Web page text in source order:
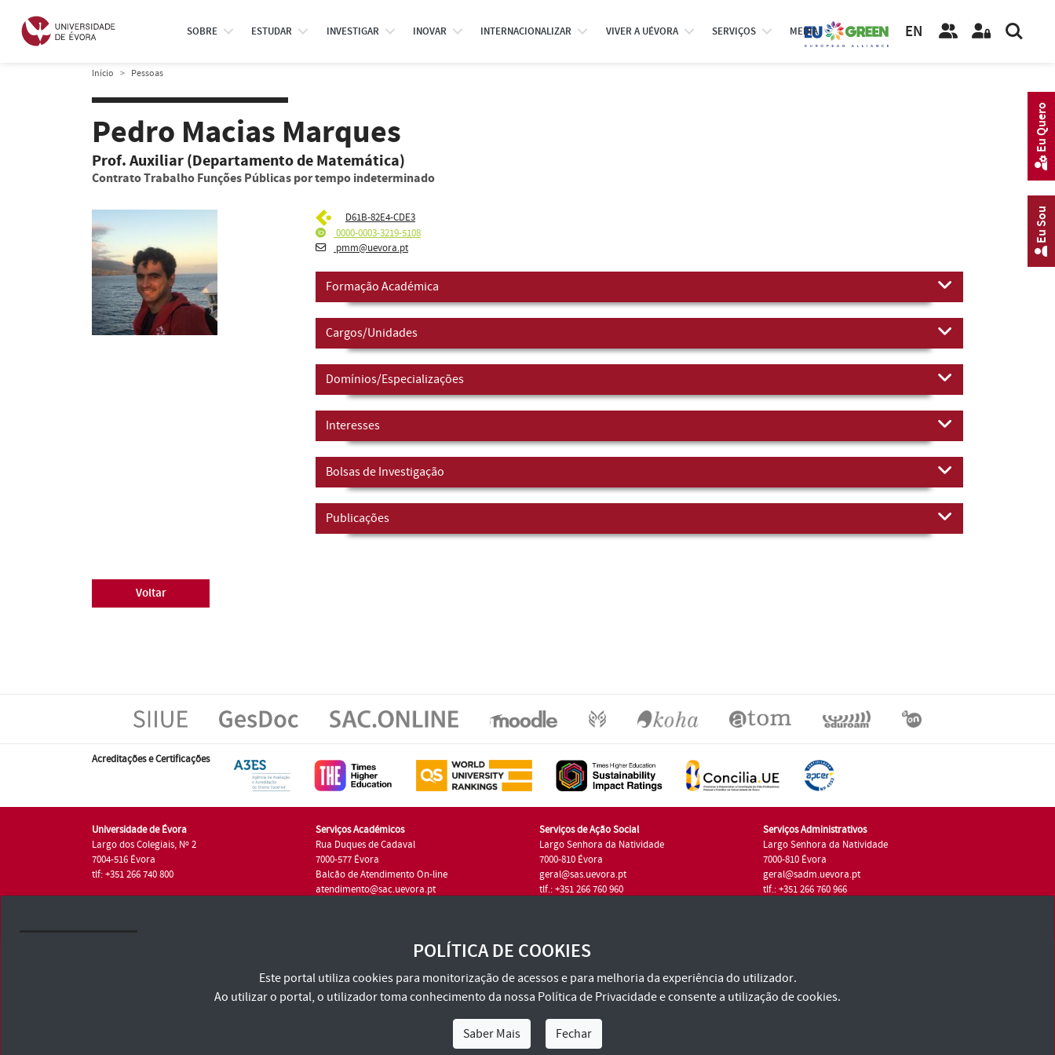
SOBRE ESTUDAR INVESTIGAR INOVAR INTERNACIONALIZAR VIVER A UÉVORA SERVIÇOS MEDIA EN
Início Pessoas
Pedro Macias Marques
Prof. Auxiliar (Departamento de Matemática)
Contrato Trabalho Funções Públicas por tempo indeterminado
D61B-82E4-CDE3
0000-0003-3219-5108
pmm@uevora.pt
Formação Académica
Cargos/Unidades
Domínios/Especializações
Interesses
Bolsas de Investigação
Publicações
Voltar
Acreditações e Certificações
Universidade de Évora
Largo dos Colegiais, Nº 2
7004-516 Évora
tlf: +351 266 740 800
Serviços Académicos
Rua Duques de Cadaval
7000-577 Évora
Balcão de Atendimento On-line
atendimento@sac.uevora.pt
Serviços de Ação Social
Largo Senhora da Natividade
7000-810 Évora
geral@sas.uevora.pt
tlf.: +351 266 760 960
Serviços Administrativos
Largo Senhora da Natividade
7000-810 Évora
geral@sadm.uevora.pt
tlf.: +351 266 760 966
Consulte os Termos e Condições e Política de Privacidade
Eu Sou
Eu Quero
POLÍTICA DE COOKIES
Este portal utiliza cookies para monitorização de acessos e para melhoria da experiência do utilizador.
Ao utilizar o portal, o utilizador toma conhecimento da nossa Política de Privacidadee consente a utilização de cookies.
Saber Mais Fechar